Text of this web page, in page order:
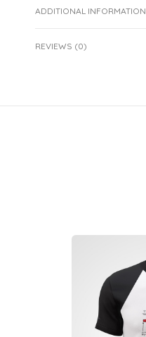
ADDITIONAL INFORMATION
REVIEWS (0)